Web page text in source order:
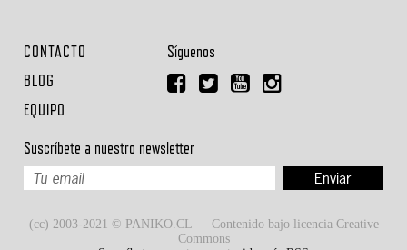
CONTACTO
BLOG
EQUIPO
Síguenos
Suscríbete a nuestro newsletter
(cc) 2003-2021 © PANIKO.CL — Contenido bajo licencia Creative
Commons